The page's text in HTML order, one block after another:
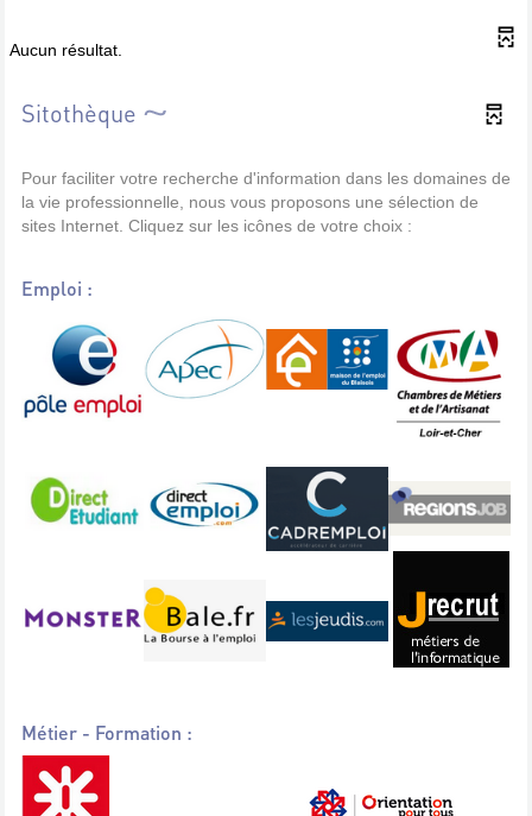
Aucun résultat.
Sitothèque
Pour faciliter votre recherche d'information dans les domaines de
la vie professionnelle, nous vous proposons une sélection de
sites Internet. Cliquez sur les icônes de votre choix :
Emploi :
Métier - Formation :